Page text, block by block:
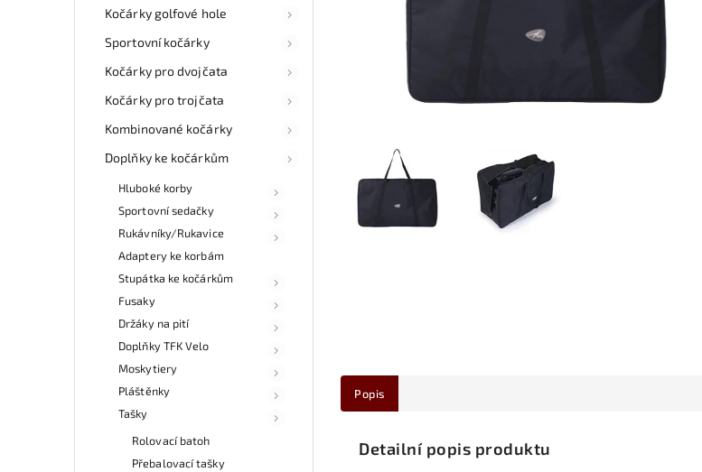
Kočárky golfové hole
Sportovní kočárky
Kočárky pro dvojčata
Kočárky pro trojčata
Kombinované kočárky
Doplňky ke kočárkům
Hluboké korby
Sportovní sedačky
Rukávníky/Rukavice
Adaptery ke korbám
Stupátka ke kočárkům
Fusaky
Držáky na pití
Doplňky TFK Velo
Moskytiery
Pláštěnky
Tašky
Rolovací batoh
Přebalovací tašky
Popis
Detailní popis produktu